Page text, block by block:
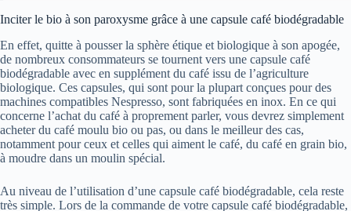
Inciter le bio à son paroxysme grâce à une capsule café biodégradable
En effet, quitte à pousser la sphère étique et biologique à son apogée,
de nombreux consommateurs se tournent vers une capsule café
biodégradable avec en supplément du café issu de l’agriculture
biologique. Ces capsules, qui sont pour la plupart conçues pour des
machines compatibles Nespresso, sont fabriquées en inox. En ce qui
concerne l’achat du café à proprement parler, vous devrez simplement
acheter du café moulu bio ou pas, ou dans le meilleur des cas,
notamment pour ceux et celles qui aiment le café, du café en grain bio,
à moudre dans un moulin spécial.
Au niveau de l’utilisation d’une capsule café biodégradable, cela reste
très simple. Lors de la commande de votre capsule café biodégradable,